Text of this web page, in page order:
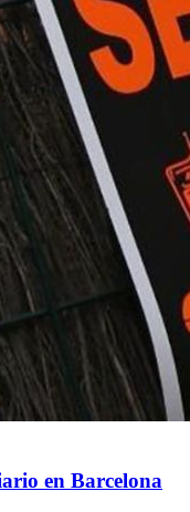
en Barcelona